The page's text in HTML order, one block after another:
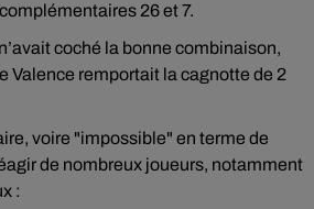
26 et 7.
coché la bonne combinaison,
Valence remportait la cagnotte de 2
voire "impossible" en terme de
de nombreux joueurs, notamment
: